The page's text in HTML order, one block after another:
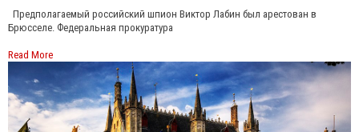
Предполагаемый российский шпион Виктор Лабин был арестован в
Брюсселе. Федеральная прокуратура
Read More